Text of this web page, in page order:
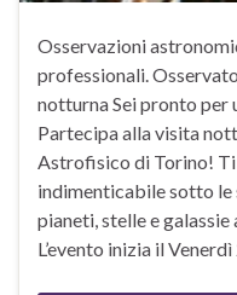
Osservazioni
professionali.
notturna Sei pronto per
Partecipa alla visita
Astrofisico di Torino!
indimenticabile sotto le
pianeti, stelle e
L’evento inizia il